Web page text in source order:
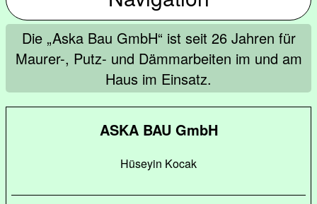
Die „Aska Bau GmbH“ ist seit 26 Jahren für
Maurer-, Putz- und Dämmarbeiten im und am
Haus im Einsatz.
ASKA BAU GmbH
Hüseyin Kocak